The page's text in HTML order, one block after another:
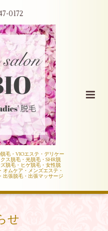
0172
毛・VIOエステ・デリケー
ス脱毛・光脱毛・SHR脱
脱毛・ヒゲ脱毛・女性脱
ムケア・メンズエステ・
出張脱毛・出張マッサージ
せ